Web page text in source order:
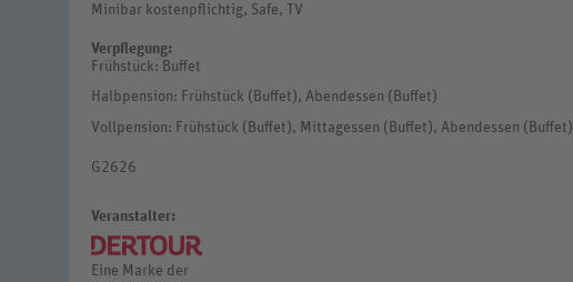
Minibar kostenpflichtig, Safe, TV
Verpflegung:
Frühstück: Buffet
Halbpension: Frühstück (Buffet), Abendessen (Buffet)
Vollpension: Frühstück (Buffet), Mittagessen (Buffet), Abendessen (Buffet)
G2626
Veranstalter:
Eine Marke der